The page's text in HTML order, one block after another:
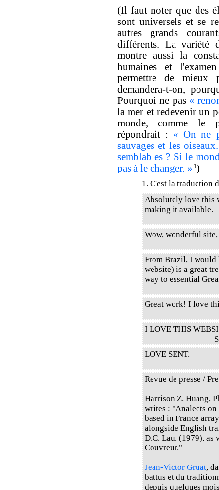
(Il faut noter que des
sont universels et se
autres grands
différents. La variété
montre aussi la
humaines et
permettre de mieux
demandera-t-on,
Pourquoi ne pas «
la mer et redevenir un
monde, comme le
répondrait : « On ne
sauvages et les
semblables ? Si le
pas à le changer. » 1)
1. C'est la traduction
Absolutely love this
making it available.
Wow, wonderful
From Brazil, I would
website) is a great
way to essential
Great work! I love
I LOVE THIS
LOVE SENT.
Revue de presse /
Harrison Z. Huang,
writes : "Analects on
based in France
alongside English
D.C. Lau. (1979), as
Couvreur."
Jean-Victor Gruat,
battus et du
depuis quelques